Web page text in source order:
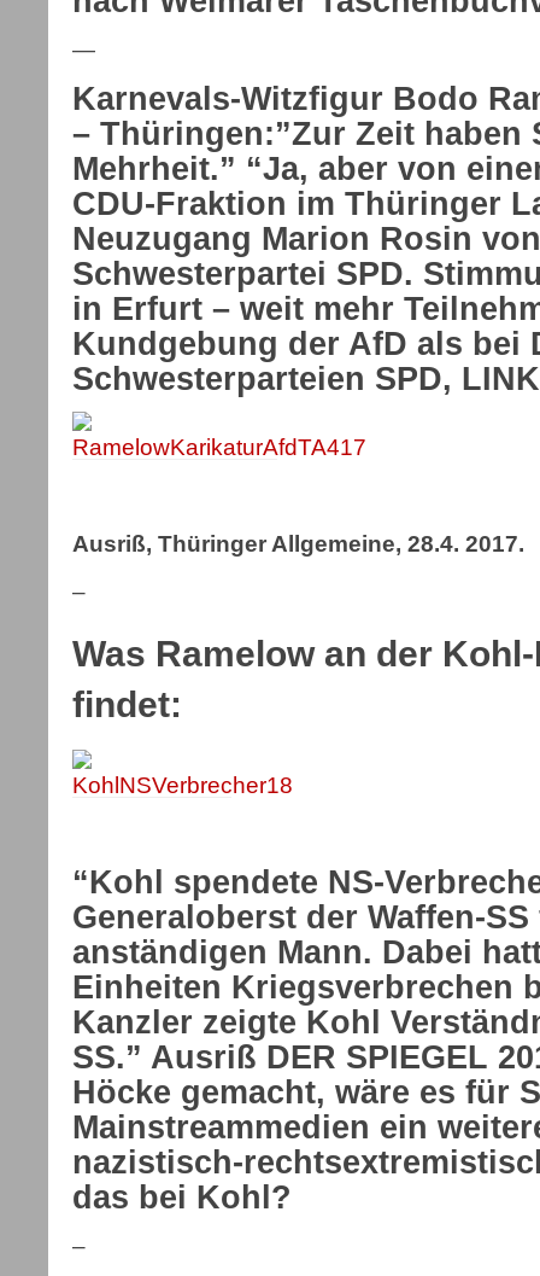
—
Karnevals-Witzfigur Bodo
– Thüringen:”Zur Zeit haben
Mehrheit.” “Ja, aber von
CDU-Fraktion im Thüringer
Neuzugang Marion Rosin
Schwesterpartei SPD.
in Erfurt – weit mehr
Kundgebung der AfD als bei
Schwesterparteien SPD,
Ausriß, Thüringer Allgemeine, 28.4. 2017.
–
Was Ramelow an der
findet:
“Kohl spendete NS-
Generaloberst der Waffen-
anständigen Mann. Dabei
Einheiten Kriegsverbrechen
Kanzler zeigte Kohl
SS.” Ausriß DER SPIEGEL
Höcke gemacht, wäre es für
Mainstreammedien ein
nazistisch-
das bei Kohl?
–